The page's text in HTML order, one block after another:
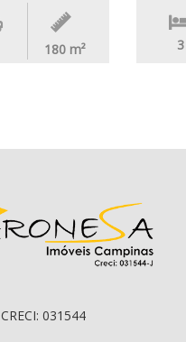
180 m² 3
CRECI: 031544